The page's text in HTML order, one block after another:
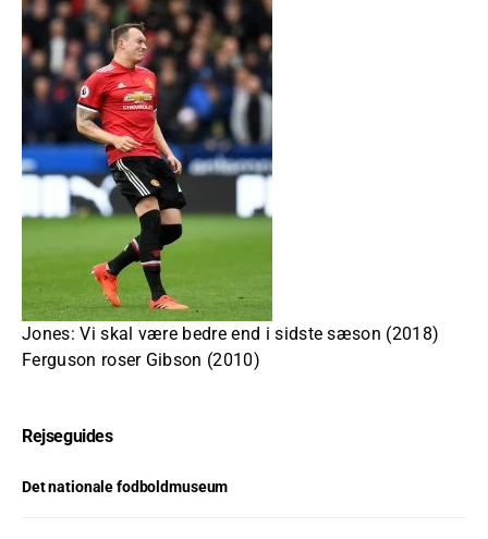
Jones: Vi skal være bedre end i sidste sæson (2018)
Ferguson roser Gibson (2010)
Rejseguides
Det nationale fodboldmuseum